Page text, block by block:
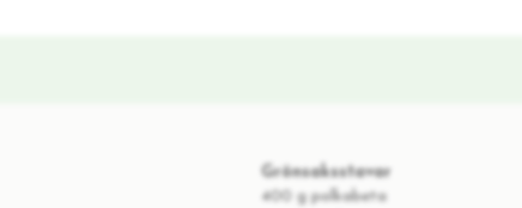
Grönsaksstavar
400 g polkabeta